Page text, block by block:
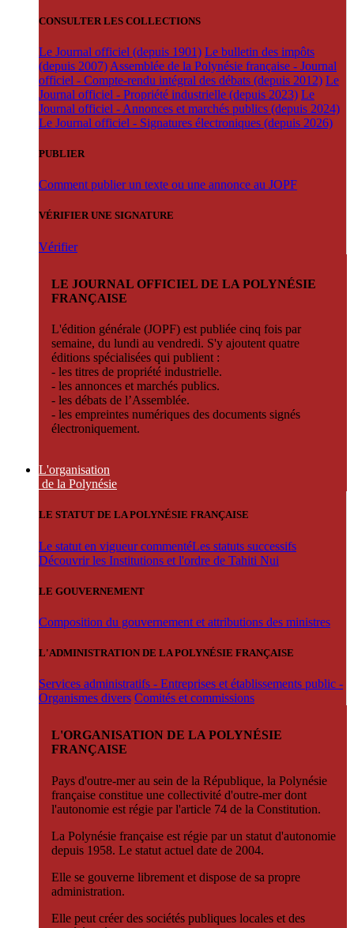
CONSULTER LES COLLECTIONS
Le Journal officiel (depuis 1901) Le bulletin des impôts
(depuis 2007) Assemblée de la Polynésie française - Journal
officiel - Compte-rendu intégral des débats (depuis 2012) Le
Journal officiel - Propriété industrielle (depuis 2023) Le
Journal officiel - Annonces et marchés publics (depuis 2024)
Le Journal officiel - Signatures électroniques (depuis 2026)
PUBLIER
Comment publier un texte ou une annonce au JOPF
VÉRIFIER UNE SIGNATURE
Vérifier
LE JOURNAL OFFICIEL DE LA POLYNÉSIE
FRANÇAISE
L'édition générale (JOPF) est publiée cinq fois par
semaine, du lundi au vendredi. S'y ajoutent quatre
éditions spécialisées qui publient :
- les titres de propriété industrielle.
- les annonces et marchés publics.
- les débats de l’Assemblée.
- les empreintes numériques des documents signés
électroniquement.
L'organisation
de la Polynésie
LE STATUT DE LA POLYNÉSIE FRANÇAISE
Le statut en vigueur commentéLes statuts successifs
Découvrir les Institutions et l'ordre de Tahiti Nui
LE GOUVERNEMENT
Composition du gouvernement et attributions des ministres
L'ADMINISTRATION DE LA POLYNÉSIE FRANÇAISE
Services administratifs - Entreprises et établissements public -
Organismes divers Comités et commissions
L'ORGANISATION DE LA POLYNÉSIE
FRANÇAISE
Pays d'outre-mer au sein de la République, la Polynésie
française constitue une collectivité d'outre-mer dont
l'autonomie est régie par l'article 74 de la Constitution.
La Polynésie française est régie par un statut d'autonomie
depuis 1958. Le statut actuel date de 2004.
Elle se gouverne librement et dispose de sa propre
administration.
Elle peut créer des sociétés publiques locales et des